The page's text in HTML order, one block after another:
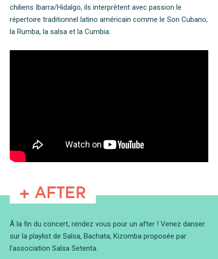
chiliens Ibarra/Hidalgo, ils interprètent avec passion le
répertoire traditionnel latino américain comme le Son Cubano,
la Rumba, la salsa et la Cumbia.
+ AFTER
À la fin du concert, rendez vous pour un after ! Venez danser
sur la playlist de Salsa, Bachata, Kizomba proposée par
l’association Salsa Setenta.